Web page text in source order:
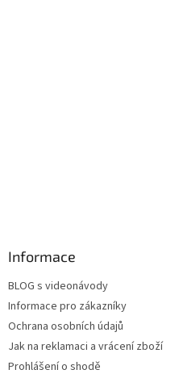
Informace
BLOG s videonávody
Informace pro zákazníky
Ochrana osobních údajů
Jak na reklamaci a vrácení zboží
Prohlášení o shodě